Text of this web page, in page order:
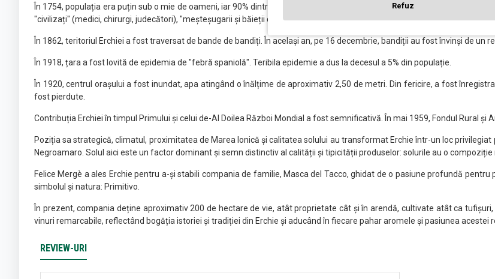
În 1754, populația era puțin sub o mie de oameni, iar 90% dintre locuitori se dedicau agriculturii și pastoralismului. În anii
"civilizați" (medici, chirurgi, judecători), "meșteșugarii și băieții de la fermă".
În 1862, teritoriul Erchiei a fost traversat de bande de bandiți. În același an, pe 16 decembrie, bandiții au fost învinși de un
În 1918, țara a fost lovită de epidemia de "febră spaniolă". Teribila epidemie a dus la decesul a 5% din populație.
În 1920, centrul orașului a fost inundat, apa atingând o înălțime de aproximativ 2,50 de metri. Din fericire, a fost
fost pierdute.
Contribuția Erchiei în timpul Primului și celui de-Al Doilea Război Mondial a fost semnificativă. În mai 1959, Fondul Rural și
Poziția sa strategică, climatul, proximitatea de Marea Ionică și calitatea solului au transformat Erchie într-un loc
Negroamaro. Solul aici este un factor dominant și semn distinctiv al calității și tipicității produselor: solurile au o compoziție
Felice Mergè a ales Erchie pentru a-și stabili compania de familie, Masca del Tacco, ghidat de o pasiune profundă
simbolul și natura: Primitivo.
În prezent, compania deține aproximativ 200 de hectare de vie, atât proprietate cât și în arendă, cultivate atât ca
vinuri remarcabile, reflectând bogăția istoriei și tradiției din Erchie și aducând în fiecare pahar aromele și pasiunea acestei
REVIEW-URI
Refuz